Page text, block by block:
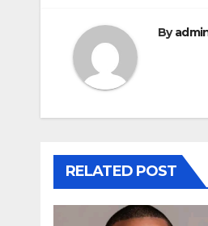
By
RELATED POST